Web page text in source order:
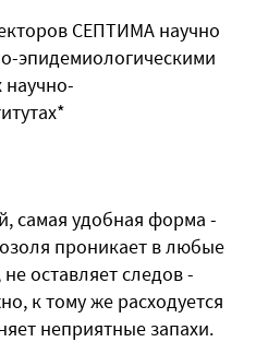
СЕПТИМА научно
эпидемиологическими
научно-
самая удобная форма -
проникает в любые
оставляет следов -
к тому же расходуется
неприятные запахи.